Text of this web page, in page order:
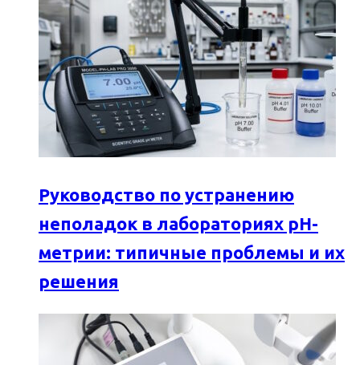
Руководство по устранению
неполадок в лабораториях pH-
метрии: типичные проблемы и их
решения